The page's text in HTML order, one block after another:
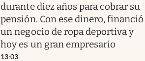
durante diez años para cobrar su
pensión. Con ese dinero, financió
un negocio de ropa deportiva y
hoy es un gran empresario
13:03